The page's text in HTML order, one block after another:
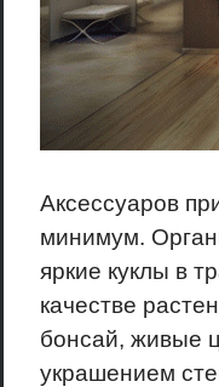
Аксессуаров
минимум.
яркие куклы в
качестве
бонсай, живые
украшением